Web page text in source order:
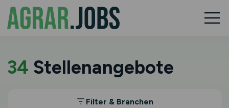
34 Stellenangebote
Filter & Branchen